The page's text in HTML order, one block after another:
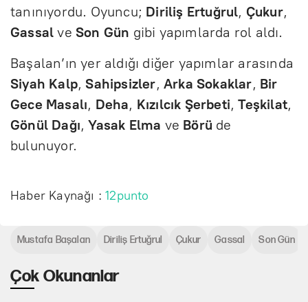
tanınıyordu. Oyuncu; Diriliş Ertuğrul, Çukur,
Gassal ve Son Gün gibi yapımlarda rol aldı.
Başalan’ın yer aldığı diğer yapımlar arasında
Siyah Kalp, Sahipsizler,Arka Sokaklar, Bir
Gece Masalı, Deha, Kızılcık Şerbeti,Teşkilat,
Gönül Dağı,Yasak Elma ve Börü de
bulunuyor.
Haber Kaynağı :12punto
Çok Okunanlar
Mustafa Başalan Diriliş Ertuğrul Çukur Gassal Son Gün